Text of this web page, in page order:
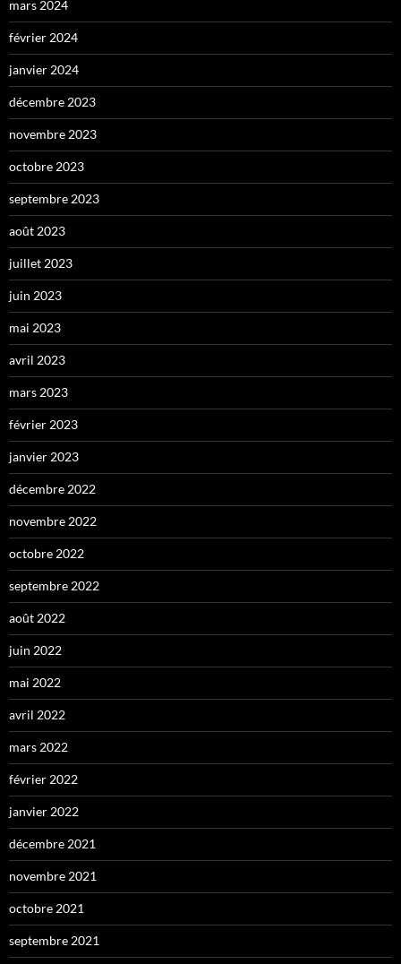
mars 2024
février 2024
janvier 2024
décembre 2023
novembre 2023
octobre 2023
septembre 2023
août 2023
juillet 2023
juin 2023
mai 2023
avril 2023
mars 2023
février 2023
janvier 2023
décembre 2022
novembre 2022
octobre 2022
septembre 2022
août 2022
juin 2022
mai 2022
avril 2022
mars 2022
février 2022
janvier 2022
décembre 2021
novembre 2021
octobre 2021
septembre 2021